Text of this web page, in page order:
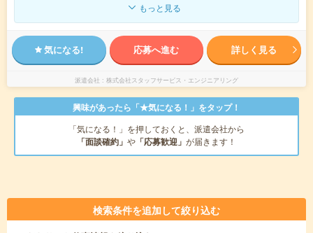
もっと見る
気になる! 応募へ進む 詳しく見る
派遣会社 株式会社スタッフサービス・エンジニアリング
興味があったら「★気になる！」をタップ！
「気になる！」を押しておくと、派遣会社から
「面談確約」 や 「応募歓迎」 が届きます！
検索条件を追加して絞り込む